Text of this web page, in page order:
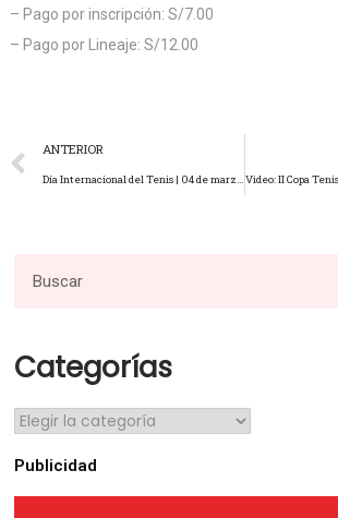
– Pago por inscripción: S/7.00
– Pago por Lineaje: S/12.00
ANTERIOR
Día Internacional del Tenis | 04 de marzo de 2024.
Categorías
Publicidad